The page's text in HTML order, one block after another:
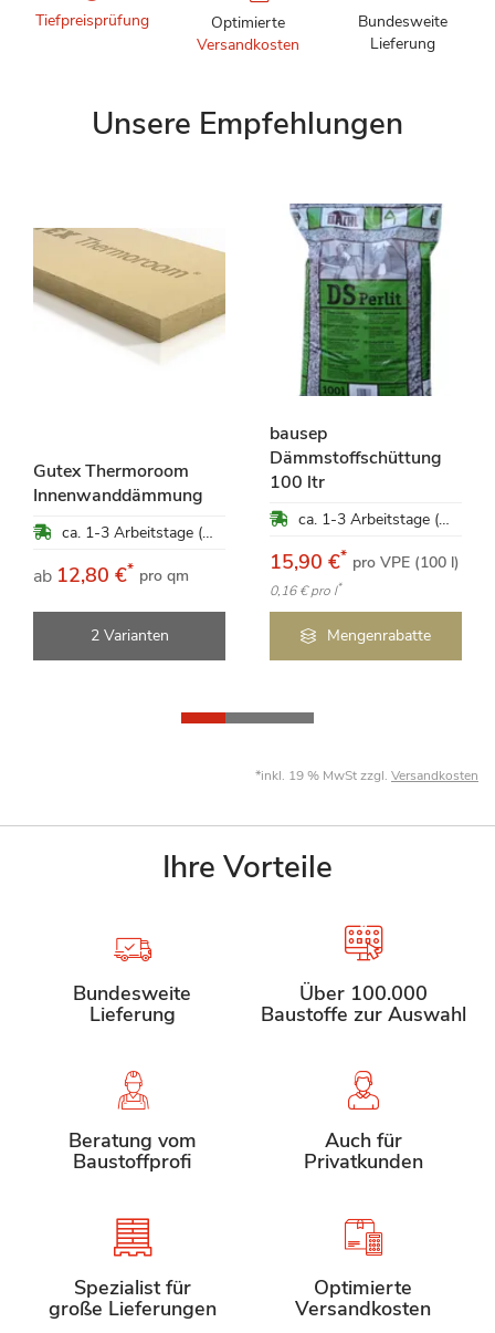
Tiefpreisprüfung
Optimierte
Versandkosten
Bundesweite
Lieferung
Unsere Empfehlungen
Gutex Thermoroom
Innenwanddämmung
ca. 1-3 Arbeitstage (Mo-Fr)
ab 12,80 €* pro qm
2 Varianten
bausep
Dämmstoffschüttung
100 ltr
ca. 1-3 Arbeitstage (Mo-Fr)
15,90 €* pro VPE (100 l)
0,16 €pro l*
Mengenrabatte
*inkl. 19 % MwSt zzgl. Versandkosten
Ihre Vorteile
Bundesweite
Lieferung
Über 100.000
Baustoffe zur Auswahl
Beratung vom
Baustoffprofi
Auch für
Privatkunden
Spezialist für
große Lieferungen
Optimierte
Versandkosten